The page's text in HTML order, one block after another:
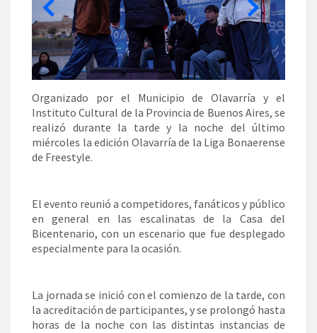
Organizado por el Municipio de Olavarría y el
Instituto Cultural de la Provincia de Buenos Aires, se
realizó durante la tarde y la noche del último
miércoles la edición Olavarría de la Liga Bonaerense
de Freestyle.
El evento reunió a competidores, fanáticos y público
en general en las escalinatas de la Casa del
Bicentenario, con un escenario que fue desplegado
especialmente para la ocasión.
La jornada se inició con el comienzo de la tarde, con
la acreditación de participantes, y se prolongó hasta
horas de la noche con las distintas instancias de